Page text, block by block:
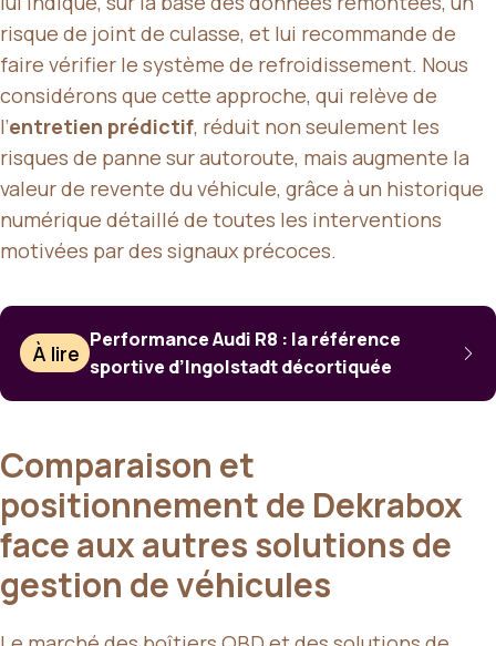
risque de joint de culasse, et lui recommande de
faire vérifier le système de refroidissement. Nous
considérons que cette approche, qui relève de
l’entretien prédictif, réduit non seulement les
risques de panne sur autoroute, mais augmente la
valeur de revente du véhicule, grâce à un historique
numérique détaillé de toutes les interventions
motivées par des signaux précoces.
À lire
Performance Audi R8 : la référence
sportive d’Ingolstadt décortiquée
Comparaison et
positionnement de Dekrabox
face aux autres solutions de
gestion de véhicules